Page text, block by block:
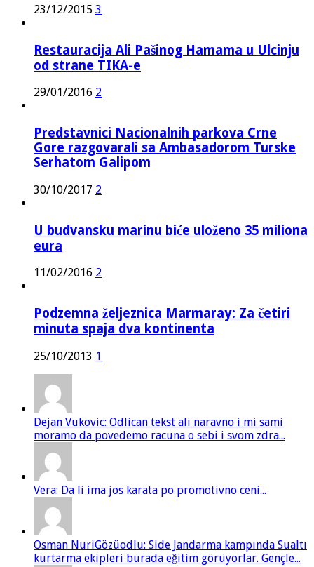
23/12/2015 3
Restauracija Ali Pašinog Hamama u Ulcinju
od strane TIKA-e
29/01/2016 2
Predstavnici Nacionalnih parkova Crne
Gore razgovarali sa Ambasadorom Turske
Serhatom Galipom
30/10/2017 2
U budvansku marinu biće uloženo 35 miliona
eura
11/02/2016 2
Podzemna željeznica Marmaray: Za četiri
minuta spaja dva kontinenta
25/10/2013 1
Dejan Vukovic: Odlican tekst ali naravno i mi sami
moramo da povedemo racuna o sebi i svom zdra...
Vera: Da li ima jos karata po promotivno ceni...
Osman NuriGözüodlu: Side Jandarma kampında Sualtı
kurtarma ekipleri burada eğitim görüyorlar. Gençle...